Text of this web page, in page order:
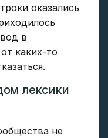
оказались
в
каких-то
лексики
не